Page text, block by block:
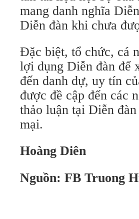
mang danh nghĩa
Diễn đàn khi chưa
Đặc biệt, tổ chức, cá
lợi dụng Diễn đàn để
đến danh dự, uy tín
được đề cập đến các
thảo luận tại Diễn
mại.
Hoàng Diên
Nguồn: FB Truong